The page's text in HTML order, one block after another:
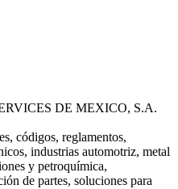
DE MEXICO, S.A.
códigos, reglamentos,
industrias automotriz, metal
y petroquímica,
de partes, soluciones para